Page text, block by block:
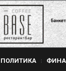
ПОЛИТИКА